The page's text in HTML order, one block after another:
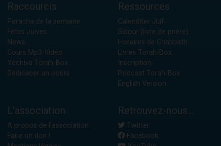
Raccourcis
Paracha de la semaine
Fêtes Juives
News
Cours Mp3-Vidéo
Yéchiva Torah-Box
Dédicacer un cours
Ressources
Calendrier Juif
Sidour (livre de prière)
Horaires de Chabbath
Livres Torah-Box
Inscription
Podcast Torah-Box
English Version
L'association
A propos de l'association
Faire un don !
Retrouvez-nous...
Twitter
Facebook